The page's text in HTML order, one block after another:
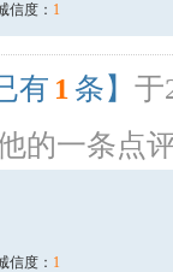
信度： 1
有 1 条】 于
的一条点
信度： 1